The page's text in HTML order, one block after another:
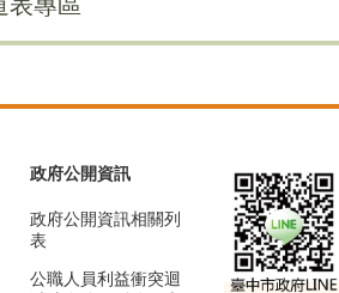
政府公開資訊
政府公開資訊相關列
表
公職人員利益衝突迴